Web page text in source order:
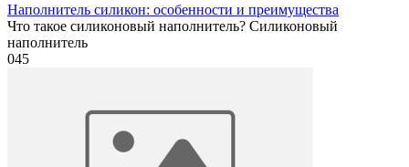
Наполнитель силикон: особенности и преимущества
Что такое силиконовый наполнитель? Силиконовый
наполнитель
045